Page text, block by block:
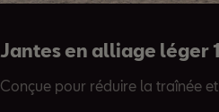
Jantes en alliage léger
Conçue pour réduire la traînée